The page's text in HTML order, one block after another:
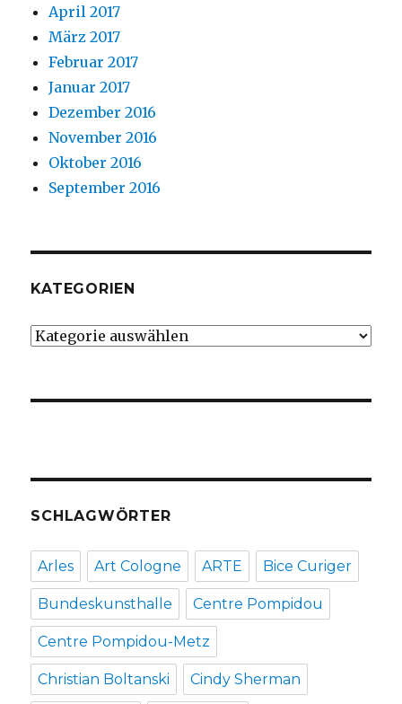
April 2017
März 2017
Februar 2017
Januar 2017
Dezember 2016
November 2016
Oktober 2016
September 2016
KATEGORIEN
Kategorien
SCHLAGWÖRTER
Arles Art Cologne ARTE Bice Curiger
Bundeskunsthalle Centre Pompidou
Centre Pompidou-Metz
Christian Boltanski Cindy Sherman